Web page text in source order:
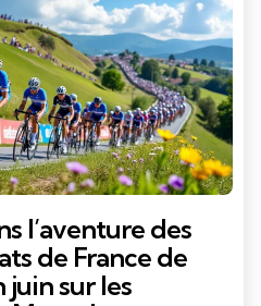
l’aventure des
de France de
sur les